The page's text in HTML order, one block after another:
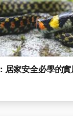
居家安全必學的